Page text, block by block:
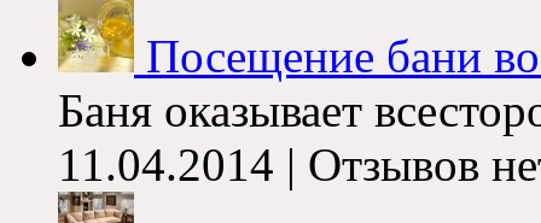
Посещение бани
Баня оказывает
11.04.2014 | Отзывов